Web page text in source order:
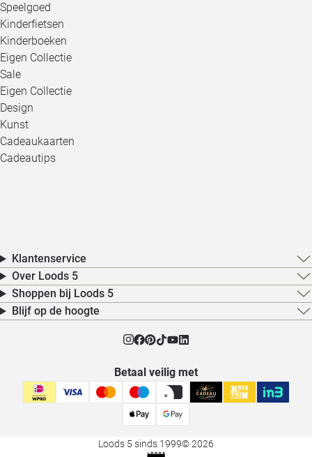
Speelgoed
Kinderfietsen
Kinderboeken
Eigen Collectie
Sale
Eigen Collectie
Design
Kunst
Cadeaukaarten
Cadeautips
Klantenservice
Over Loods 5
Shoppen bij Loods 5
Blijf op de hoogte
Betaal veilig met
Loods 5 sinds 1999© 2026